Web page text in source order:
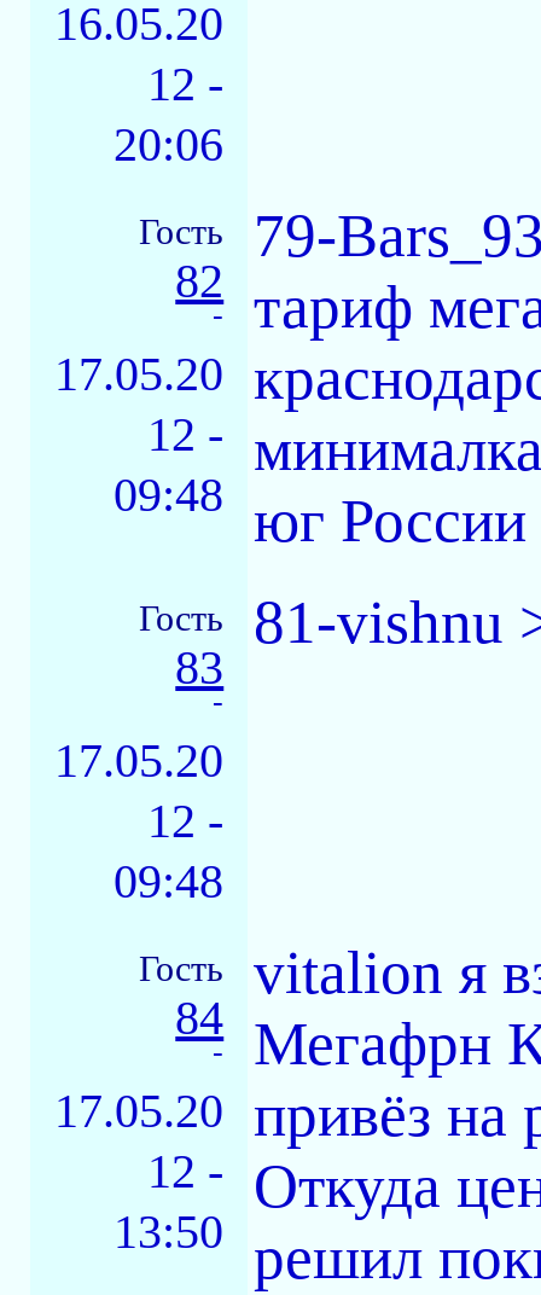
16.05.20
12 -
20:06
Гость
82
-
17.05.20
12 -
09:48
79-
тариф
юг России
Гость
83
-
17.05.20
12 -
09:48
81-vishnu
Гость
84
-
17.05.20
12 -
13:50
vitalion я
Мегафрн
привёз на
Откуда
решил